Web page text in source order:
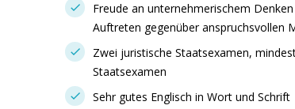
Freude an unternehmerischem
Auftreten gegenüber anspruchsvollen
Zwei juristische Staatsexamen,
Staatsexamen
Sehr gutes Englisch in Wort und Schrift